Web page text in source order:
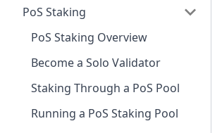
PoS Staking
PoS Staking Overview
Become a Solo Validator
Staking Through a PoS Pool
Running a PoS Staking Pool